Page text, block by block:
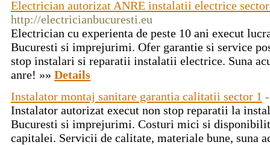
Electrician autorizat ANRE instalatii electrice
http://electricianbucuresti.eu
Electrician cu experienta de peste 10 ani execut
Bucuresti si imprejurimi. Ofer garantie si service
stop instalari si reparatii instalatii electrice. Suna
anre! »» Details
Instalator montaj sanitare garantia calitatii sector 1
Instalator autorizat execut non stop reparatii la
Bucuresti si imprejurimi. Costuri mici si
capitalei. Servicii de calitate, materiale bune, suna